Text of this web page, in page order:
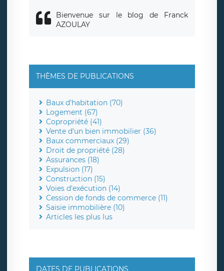
Bienvenue sur le blog de Franck
AZOULAY
THÈMES DE PUBLICATIONS
Baux d'habitation (70)
Logement (67)
Copropriété (41)
Vente d'un bien immobilier (36)
Baux commerciaux (29)
Droit de propriété (28)
Assurances (18)
Expulsion (17)
Construction (15)
Voies d'exécution (14)
Cession de fonds de commerce (11)
Saisie immobilière (10)
Articles les plus lus
DATES DE PUBLICATIONS